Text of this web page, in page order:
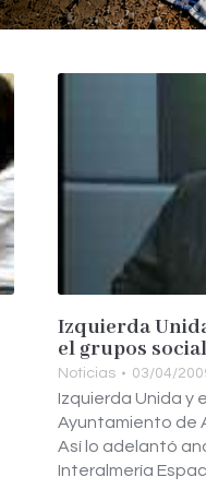
Izquierda
el grupos
Noticias 03/04/
Izquierda Unida y
Ayuntamiento de
Así lo adelantó
Interalmería